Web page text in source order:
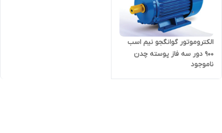
الکتروموتور گوانگجو نیم اسب
900 دور سه فاز پوسته چدن
مدل Y2 ترمینال بالا
ناموجود